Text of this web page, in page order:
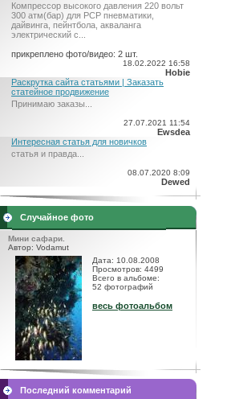
Компрессор высокого давления 220 вольт
300 атм(бар) для PCP пневматики,
дайвинга, пейнтбола, акваланга
электрический c...
прикреплено фото/видео: 2 шт.
18.02.2022 16:58
Hobie
Раскрутка сайта статьями | Заказать
статейное продвижение
Принимаю заказы...
27.07.2021 11:54
Ewsdea
Интересная статья для новичков
статья и правда...
08.07.2020 8:09
Dewed
Случайное фото
Мини сафари.
Автор: Vodamut
Дата: 10.08.2008
Просмотров: 4499
Всего в альбоме:
52 фотографий
весь фотоальбом
Последний комментарий